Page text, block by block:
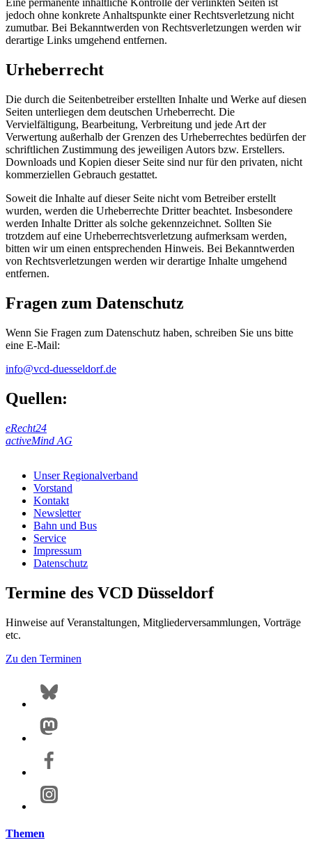
Eine permanente inhaltliche Kontrolle der verlinkten Seiten ist
jedoch ohne konkrete Anhaltspunkte einer Rechtsverletzung nicht
zumutbar. Bei Bekanntwerden von Rechtsverletzungen werden wir
derartige Links umgehend entfernen.
Urheberrecht
Die durch die Seitenbetreiber erstellten Inhalte und Werke auf diesen
Seiten unterliegen dem deutschen Urheberrecht. Die
Vervielfältigung, Bearbeitung, Verbreitung und jede Art der
Verwertung außerhalb der Grenzen des Urheberrechtes bedürfen der
schriftlichen Zustimmung des jeweiligen Autors bzw. Erstellers.
Downloads und Kopien dieser Seite sind nur für den privaten, nicht
kommerziellen Gebrauch gestattet.
Soweit die Inhalte auf dieser Seite nicht vom Betreiber erstellt
wurden, werden die Urheberrechte Dritter beachtet. Insbesondere
werden Inhalte Dritter als solche gekennzeichnet. Sollten Sie
trotzdem auf eine Urheberrechtsverletzung aufmerksam werden,
bitten wir um einen entsprechenden Hinweis. Bei Bekanntwerden
von Rechtsverletzungen werden wir derartige Inhalte umgehend
entfernen.
Fragen zum Datenschutz
Wenn Sie Fragen zum Datenschutz haben, schreiben Sie uns bitte
eine E-Mail:
info@vcd-duesseldorf.de
Quellen:
eRecht24
activeMind AG
Unser Regionalverband
Vorstand
Kontakt
Newsletter
Bahn und Bus
Service
Impressum
Datenschutz
Termine des VCD Düsseldorf
Hinweise auf Veranstaltungen, Mitgliederversammlungen, Vorträge
etc.
Zu den Terminen
Themen